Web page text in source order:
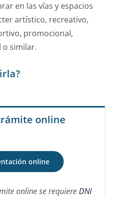
en las vías y espacios
artístico, recreativo,
promocional,
o similar.
online
online
online se requiereDNI